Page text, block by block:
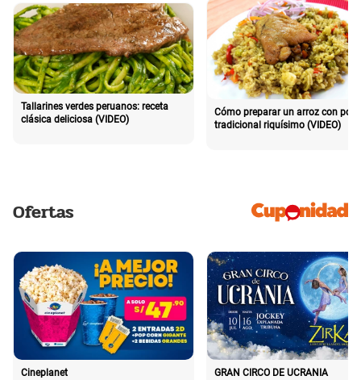
Tallarines verdes peruanos: receta
clásica deliciosa (VIDEO)
Cómo preparar un arroz con pollo
tradicional riquísimo (VIDEO)
Ofertas
Cineplanet GRAN CIRCO DE UCRANIA